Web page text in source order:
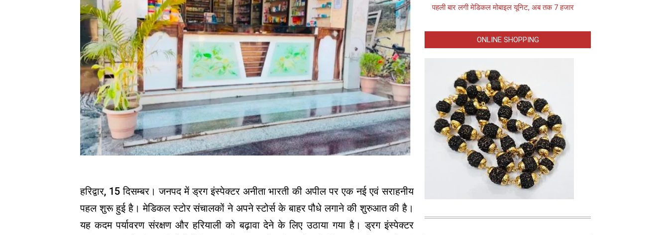
हरिद्वार, 15 दिसम्बर। जनपद में ड्रग इंस्पेक्टर अनीता भारती की अपील पर एक नई एवं सराहनीय
पहल शुरू हुई है। मेडिकल स्टोर संचालकों ने अपने स्टोर्स के बाहर पौधे लगाने की शुरुआत की है।
यह कदम पर्यावरण संरक्षण और हरियाली को बढ़ावा देने के लिए उठाया गया है। ड्रग इंस्पेक्टर
पहली बार लगी मेडिकल मोबाइल यूनिट, अब तक 7 हजार
ONLINE SHOPPING